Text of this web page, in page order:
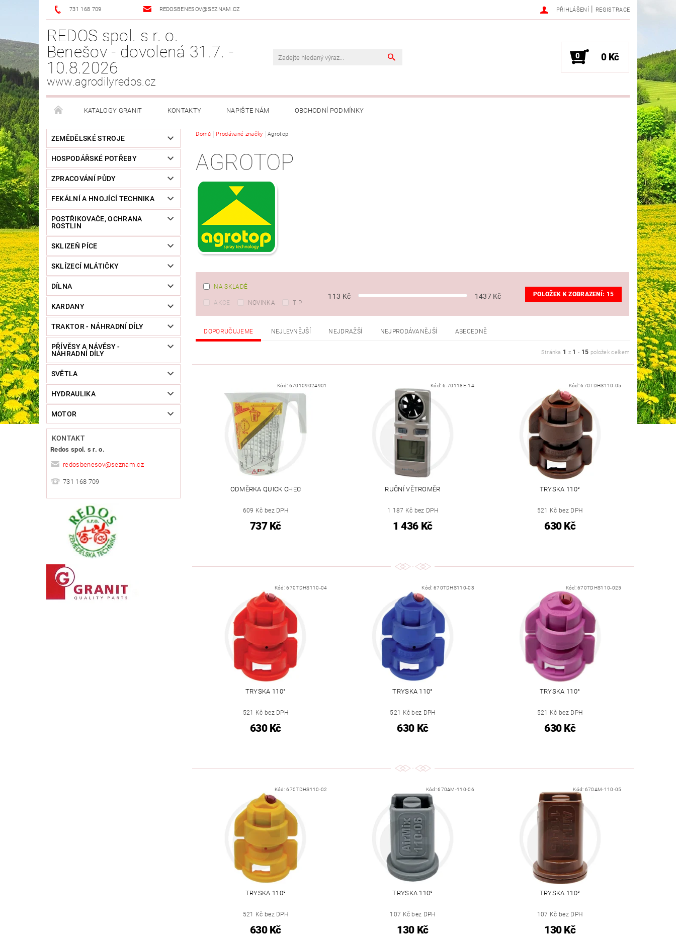
731 168 709 REDOSBENESOV@SEZNAM.CZ PŘIHLÁŠENÍ | REGISTRACE
REDOS spol. s r. o.
Benešov - dovolená 31.7. -
10.8.2026
www.agrodilyredos.cz
0 0 Kč
KATALOGY GRANIT KONTAKTY NAPIŠTE NÁM OBCHODNÍ PODMÍNKY
ZEMĚDĚLSKÉ STROJE
HOSPODÁŘSKÉ POTŘEBY
ZPRACOVÁNÍ PŮDY
FEKÁLNÍ A HNOJÍCÍ TECHNIKA
POSTŘIKOVAČE, OCHRANA
ROSTLIN
SKLIZEŇ PÍCE
SKLÍZECÍ MLÁTIČKY
DÍLNA
KARDANY
TRAKTOR - NÁHRADNÍ DÍLY
PŘÍVĚSY A NÁVĚSY -
NÁHRADNÍ DÍLY
SVĚTLA
HYDRAULIKA
MOTOR
KONTAKT
Redos spol. s r. o.
redosbenesov@seznam.cz
731 168 709
Domů Prodávané značky Agrotop
AGROTOP
NA SKLADĚ
AKCE NOVINKA TIP
113 Kč 1437Kč POLOŽEK K ZOBRAZENÍ: 15
DOPORUČUJEME NEJLEVNĚJŠÍ NEJDRAŽŠÍ NEJPRODÁVANĚJŠÍ ABECEDNĚ
Stránka 1 z 1 - 15 položek celkem
Kód: 670109024901
ODMĚRKA QUICK CHEC
609 Kč bez DPH
737 Kč
Kód: 6-70118E-14
RUČNÍ VĚTROMĚR
1 187 Kč bez DPH
1 436 Kč
Kód:670TDHS110-05
TRYSKA 110°
521 Kč bez DPH
630 Kč
Kód:670TDHS110-04
TRYSKA 110°
521 Kč bez DPH
630 Kč
Kód: 670TDHS110-03
TRYSKA 110°
521 Kč bez DPH
630 Kč
Kód:670TDHS110-025
TRYSKA 110°
521 Kč bez DPH
630 Kč
Kód:670TDHS110-02
TRYSKA 110°
521 Kč bez DPH
630 Kč
Kód:670AM-110-06
TRYSKA 110°
107 Kč bez DPH
130 Kč
Kód: 670AM-110-05
TRYSKA 110°
107 Kč bez DPH
130 Kč